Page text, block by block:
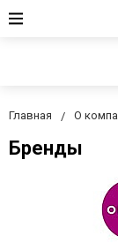
Главная О
Бренды